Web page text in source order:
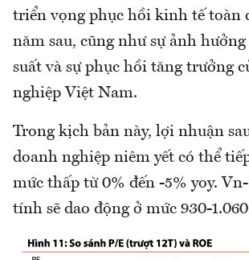
triển vọng phục hồi kinh tế toàn
năm sau, cũng như sự ảnh
suất và sự phục hồi tăng trưởng
nghiệp Việt Nam.
Trong kịch bản này, lợi nhuận
doanh nghiệp niêm yết có thể
mức thấp từ 0% đến -5% yoy.
tính sẽ dao động ở mức 930-